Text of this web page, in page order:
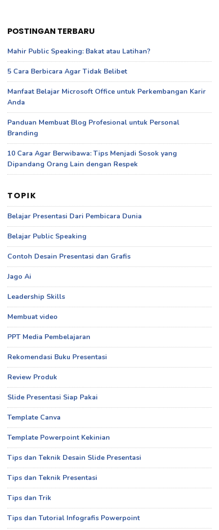
POSTINGAN TERBARU
Mahir Public Speaking: Bakat atau Latihan?
5 Cara Berbicara Agar Tidak Belibet
Manfaat Belajar Microsoft Office untuk Perkembangan Karir
Anda
Panduan Membuat Blog Profesional untuk Personal
Branding
10 Cara Agar Berwibawa: Tips Menjadi Sosok yang
Dipandang Orang Lain dengan Respek
TOPIK
Belajar Presentasi Dari Pembicara Dunia
Belajar Public Speaking
Contoh Desain Presentasi dan Grafis
Jago Ai
Leadership Skills
Membuat video
PPT Media Pembelajaran
Rekomendasi Buku Presentasi
Review Produk
Slide Presentasi Siap Pakai
Template Canva
Template Powerpoint Kekinian
Tips dan Teknik Desain Slide Presentasi
Tips dan Teknik Presentasi
Tips dan Trik
Tips dan Tutorial Infografis Powerpoint